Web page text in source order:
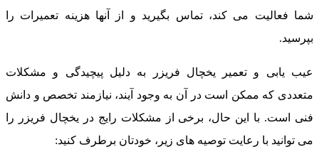
شما فعالیت می کند، تماس بگیرید و از آنها هزینه تعمیرات را
بپرسید.
عیب یابی و تعمیر یخچال فریزر به دلیل پیچیدگی و مشکلات
متعددی که ممکن است در آن به وجود آیند، نیازمند تخصص و دانش
فنی است. با این حال، برخی از مشکلات رایج در یخچال فریزر را
می توانید با رعایت توصیه های زیر، خودتان برطرف کنید: